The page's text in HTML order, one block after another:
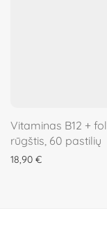
Vitaminas B12 +
rūgštis, 60 pastilių
18,90 €